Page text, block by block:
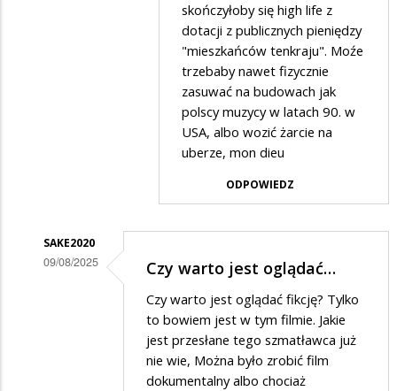
skończyłoby się high life z
dotacji z publicznych pieniędzy
"mieszkańców tenkraju". Moźe
trzebaby nawet fizycznie
zasuwać na budowach jak
polscy muzycy w latach 90. w
USA, albo wozić żarcie na
uberze, mon dieu
ODPOWIEDZ
SAKE2020
09/08/2025 Czy warto jest oglądać…
Czy warto jest oglądać fikcję? Tylko
to bowiem jest w tym filmie. Jakie
jest przesłane tego szmatławca już
nie wie, Można było zrobić film
dokumentalny albo chociaż